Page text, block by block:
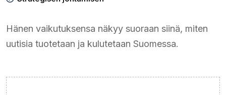
Hänen vaikutuksensa näkyy suoraan siinä, miten
uutisia tuotetaan ja kulutetaan Suomessa.